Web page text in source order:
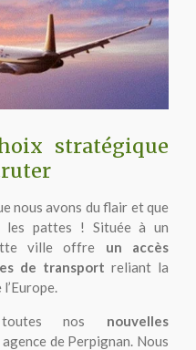
stratégique
nous avons du flair et que
pattes ! Située à un
ville offre
un accès
de transport reliant la
nos
nouvelles
de Perpignan. Nous